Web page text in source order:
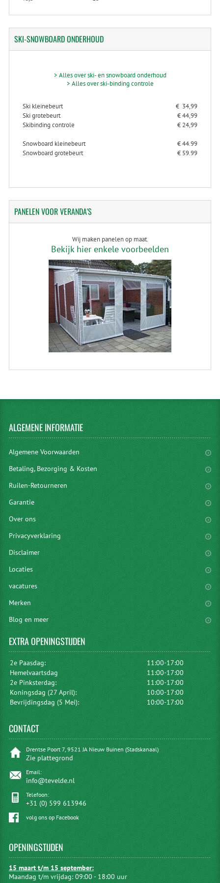
SKI-SNOWBOARDONDERHOUD
> Alles over ski- en snowboard onderhoud
> Alles over ski-binding controle
Ski kleinebeurt
€ 34,99
Ski grotebeurt
€ 44,99
Skibinding controle
€ 24,99
Snowboard kleinebeurt
€ 44.99
Snowboard grotebeurt
€ 59.99
PANELENVOOR VERANDA'S
Wij maken panelen op maat.
Bekijk hier enkele voorbeelden
ALGEMENEINFORMATIE
Algemene Voorwaarden
Betaling, Bezorging & Kosten
Ruilen-Retourneren
Garantie
Over ons
Privacyverklaring
Disclaimer
Locaties
vacatures
Merken
Blog en meer
EXTRAOPENINGSTIJDEN
2e Paasdag:
11:00-17:00
Hemelvaartsdag
11:00-17:00
2e Pinksterdag:
11:00-17:00
Koningsdag (27 April):
10:00-17:00
Bevrijdingsdag (5 Mei):
10:00-17:00
CONTACT
Drentse Poort 7, 9521 JA Nieuw Buinen (Stadskanaal)
Zie plattegrond
Email:
info@tevelde.nl
Telefoon:
+31 (0) 599 613946
volg ons op Facebook
OPENINGSTIJDEN
15 maart t/m 15 september:
Maandag t/m vrijdag: 09:00 - 18:00 uur